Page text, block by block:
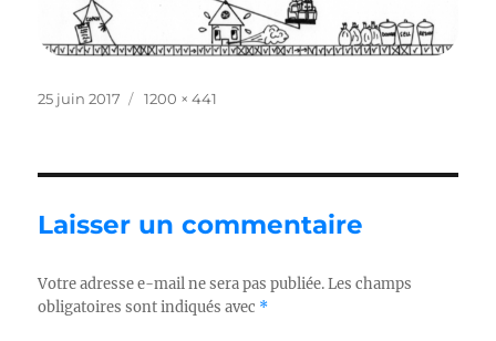
Publié
25 juin 2017
Taille
1200 × 441
Laisser un commentaire
Votre adresse e-mail ne sera pas publiée. Les champs
obligatoires sont indiqués avec *